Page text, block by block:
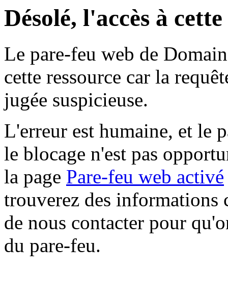
Désolé, l'accès à
Le pare-feu web de
cette ressource car la
jugée suspicieuse.
L'erreur est humaine, et le
le blocage n'est pas
la page Pare-feu web activé
trouverez des informations
de nous contacter pour
du pare-feu.